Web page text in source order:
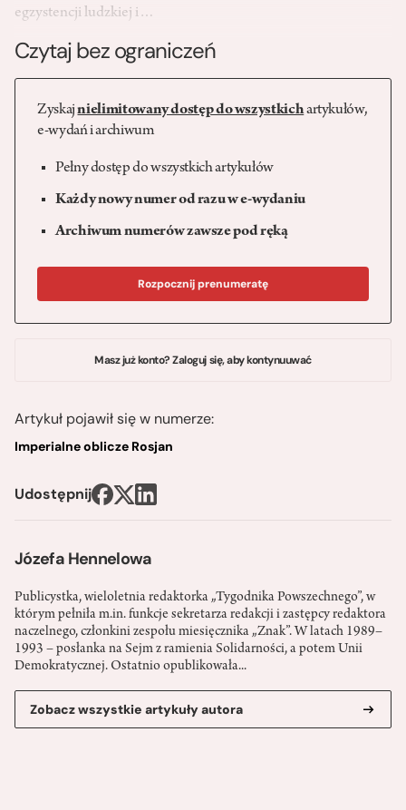
Józefa Hennelowa
Publicystka, wieloletnia redaktorka „Tygodnika Powszechnego”, w
którym pełniła m.in. funkcje sekretarza redakcji i zastępcy redaktora
naczelnego, członkini zespołu miesięcznika „Znak”. W latach 1989–
1993 – posłanka na Sejm z ramienia Solidarności, a potem Unii
Demokratycznej. Ostatnio opublikowała...
Zobacz wszystkie artykuły autora
egzystencji ludzkiej i…
Czytaj bez ograniczeń
Zyskajnielimitowany dostęp do wszystkichartykułów,
e-wydań i archiwum
Pełny dostęp do wszystkich artykułów
Każdy nowy numer od razu w e-wydaniu
Archiwum numerów zawsze pod ręką
Rozpocznij prenumeratę
Masz już konto? Zaloguj się, aby kontynuuwać
Artykuł pojawił się w numerze:
Imperialne oblicze Rosjan
Udostępnij